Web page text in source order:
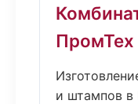
ПромТех
и штампов в